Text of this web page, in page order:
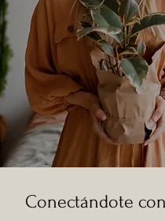
Conectándote